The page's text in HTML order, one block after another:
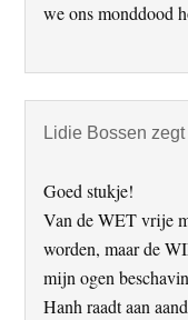
we ons monddood
Lidie Bossen zegt
Goed stukje!
Van de WET vrije
worden, maar de
mijn ogen
Hanh raadt aan